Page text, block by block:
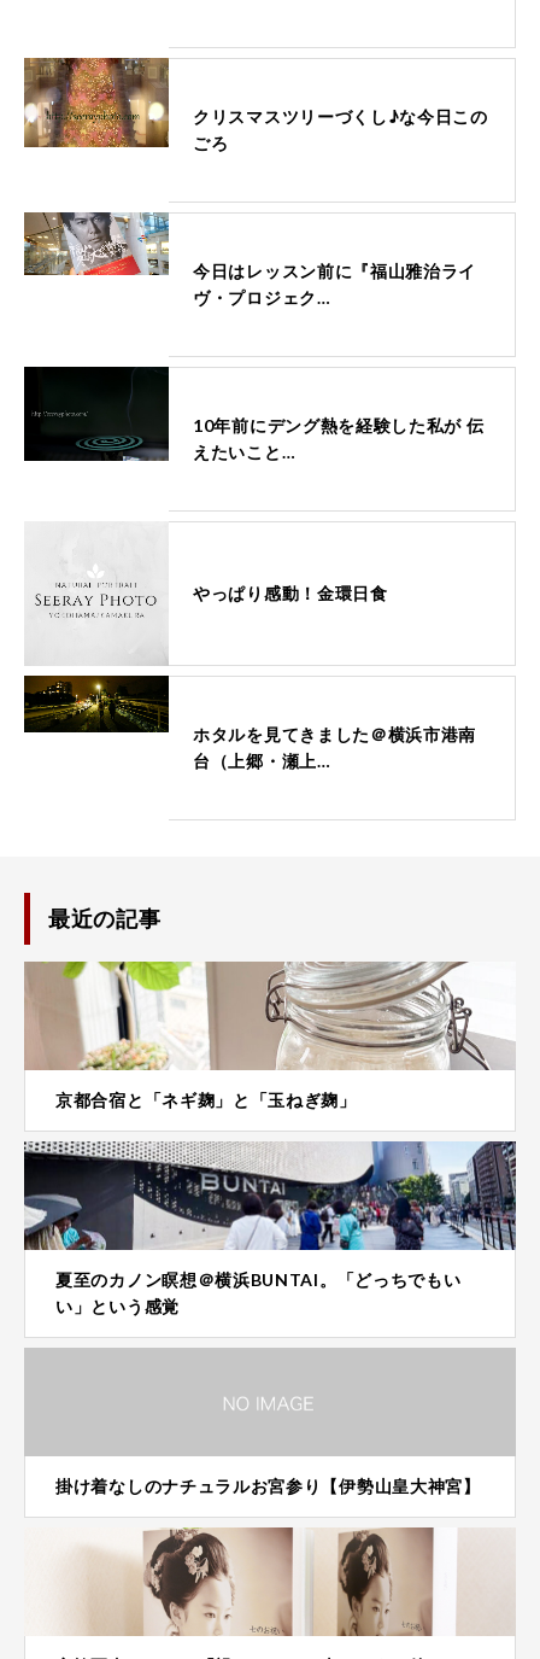
クリスマスツリーづくし♪な今日この
ごろ
今日はレッスン前に『福山雅治ライ
ヴ・プロジェク…
10年前にデング熱を経験した私が 伝
えたいこと…
やっぱり感動！金環日食
ホタルを見てきました＠横浜市港南
台（上郷・瀬上…
最近の記事
京都合宿と「ネギ麹」と「玉ねぎ麹」
夏至のカノン瞑想＠横浜BUNTAI。「どっちでもい
い」という感覚
掛け着なしのナチュラルお宮参り【伊勢山皇大神宮】